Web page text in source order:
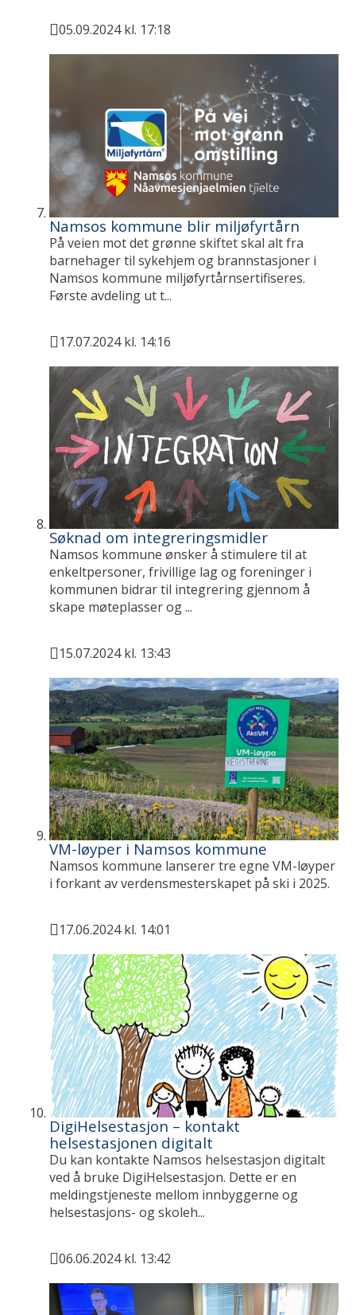
Publisert
05.09.2024 kl. 17:18
Namsos kommune blir miljøfyrtårn
På veien mot det grønne skiftet skal alt fra
barnehager til sykehjem og brannstasjoner i
Namsos kommune miljøfyrtårnsertifiseres.
Første avdeling ut t...
Publisert
17.07.2024 kl. 14:16
Søknad om integreringsmidler
Namsos kommune ønsker å stimulere til at
enkeltpersoner, frivillige lag og foreninger i
kommunen bidrar til integrering gjennom å
skape møteplasser og ...
Publisert
15.07.2024 kl. 13:43
VM-løyper i Namsos kommune
Namsos kommune lanserer tre egne VM-løyper
i forkant av verdensmesterskapet på ski i 2025.
Publisert
17.06.2024 kl. 14:01
DigiHelsestasjon – kontakt
helsestasjonen digitalt
Du kan kontakte Namsos helsestasjon digitalt
ved å bruke DigiHelsestasjon. Dette er en
meldingstjeneste mellom innbyggerne og
helsestasjons- og skoleh...
Publisert
06.06.2024 kl. 13:42